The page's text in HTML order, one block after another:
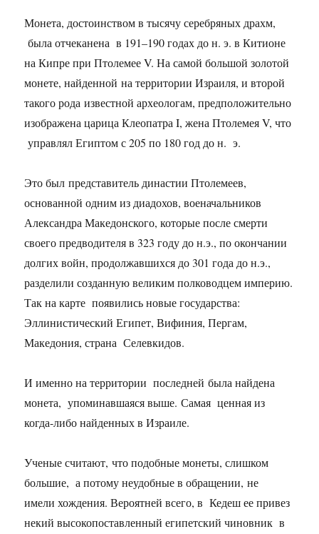
Монета, достоинством в тысячу серебряных драхм,
была отчеканена в 191–190 годах до н. э. в Китионе
на Кипре при Птолемее V. На самой большой золотой
монете, найденной на территории Израиля, и второй
такого рода известной археологам, предположительно
изображена царица Клеопатра I, жена Птолемея V, что
управлял Египтом с 205 по 180 год до н. э.
Это был представитель династии Птолемеев,
основанной одним из диадохов, военачальников
Александра Македонского, которые после смерти
своего предводителя в 323 году до н.э., по окончании
долгих войн, продолжавшихся до 301 года до н.э.,
разделили созданную великим полководцем империю.
Так на карте появились новые государства:
Эллинистический Египет, Вифиния, Пергам,
Македония, страна Селевкидов.
И именно на территории последней была найдена
монета, упоминавшаяся выше. Самая ценная из
когда-либо найденных в Израиле.
Ученые считают, что подобные монеты, слишком
большие, а потому неудобные в обращении, не
имели хождения. Вероятней всего, в Кедеш ее привез
некий высокопоставленный египетский чиновник в